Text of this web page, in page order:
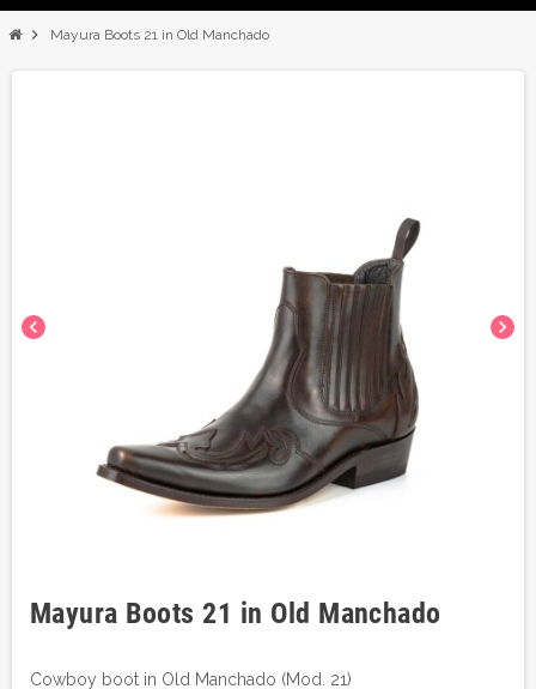
chevron_right Mayura Boots 21 in Old Manchado
chevron_left chevron_right
Mayura Boots 21 in Old Manchado
Cowboy boot in Old Manchado (Mod. 21)